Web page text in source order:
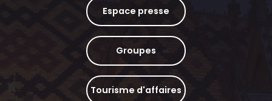
Espace presse
Groupes
Tourisme d'affaires